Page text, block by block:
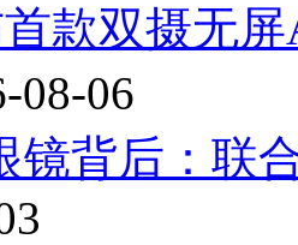
款双摄无
08-06
镜背后：联